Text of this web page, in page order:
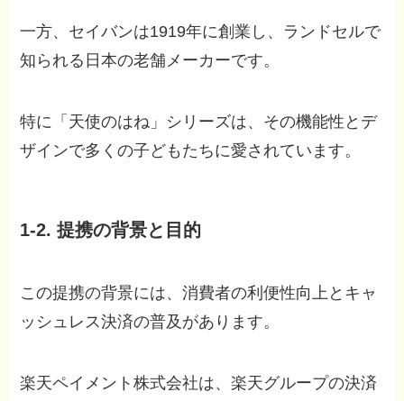
一方、セイバンは1919年に創業し、ランドセルで
知られる日本の老舗メーカーです。
特に「天使のはね」シリーズは、その機能性とデ
ザインで多くの子どもたちに愛されています。
1-2. 提携の背景と目的
この提携の背景には、消費者の利便性向上とキャ
ッシュレス決済の普及があります。
楽天ペイメント株式会社は、楽天グループの決済